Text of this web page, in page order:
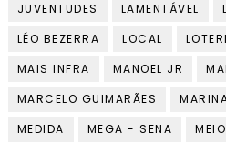
JUVENTUDES
LAMENTÁVEL
LÉO BEZERRA
LOCAL
MAIS INFRA
MANOEL JR
MARCELO GUIMARÃES
MEDIDA
MEGA - SENA